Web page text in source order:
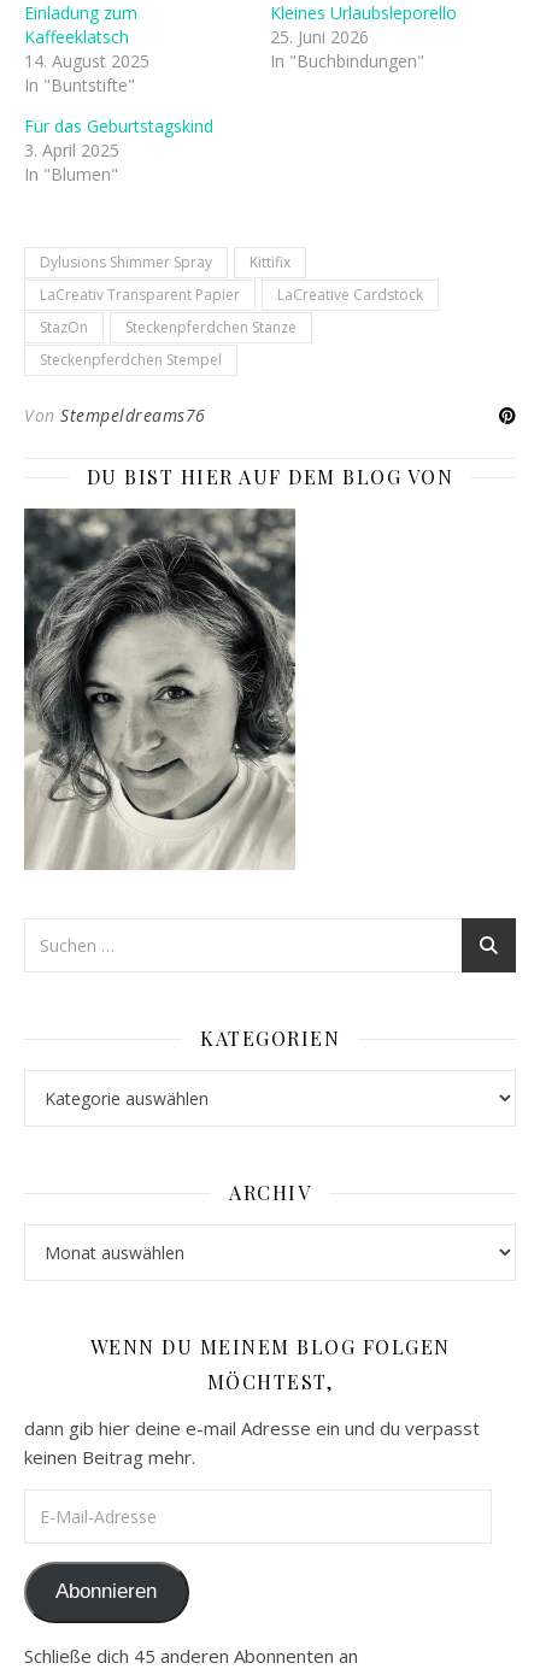
Einladung zum
Kaffeeklatsch
14. August 2025
In "Buntstifte"
Kleines Urlaubsleporello
25. Juni 2026
In "Buchbindungen"
Für das Geburtstagskind
3. April 2025
In "Blumen"
Dylusions Shimmer Spray
Kittifix
LaCreativ Transparent Papier
LaCreative Cardstock
StazOn
Steckenpferdchen Stanze
Steckenpferdchen Stempel
Von Stempeldreams76
DU BIST HIER AUF DEM BLOG VON
KATEGORIEN
ARCHIV
WENN DU MEINEM BLOG FOLGEN
MÖCHTEST,
dann gib hier deine e-mail Adresse ein und du verpasst
keinen Beitrag mehr.
Abonnieren
Schließe dich 45 anderen Abonnenten an